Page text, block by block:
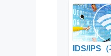
IDS/IPS